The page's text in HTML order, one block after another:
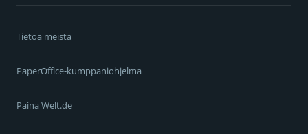
Tietoa meistä
PaperOffice-kumppaniohjelma
Paina Welt.de